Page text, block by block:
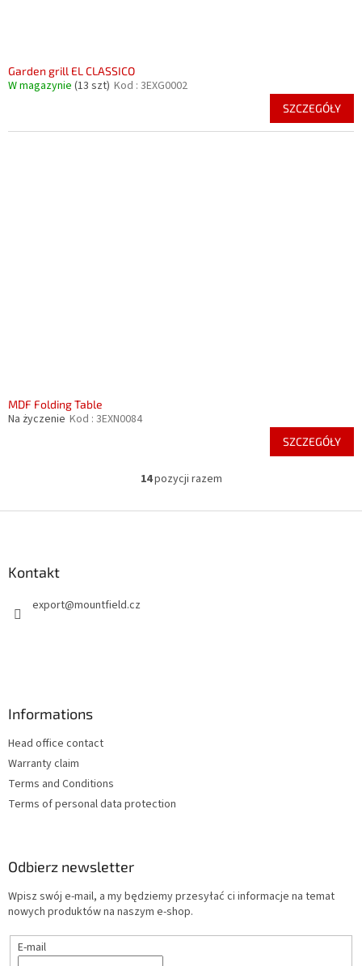
Garden grill EL CLASSICO
W magazynie (13 szt) Kod : 3EXG0002
SZCZEGÓŁY
MDF Folding Table
Na życzenie Kod : 3EXN0084
SZCZEGÓŁY
K
n
14pozycji razem
Kontakt
export@mountfield.cz
Informations
Head office contact
Warranty claim
Terms and Conditions
Terms of personal data protection
Odbierz newsletter
Wpisz swój e-mail, a my będziemy przesyłać ci informacje na temat
nowych produktów na naszym e-shop.
E-mail